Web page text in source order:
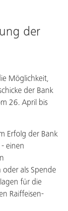
der
Möglichkeit,
der Bank
26. April bis
Erfolg der Bank
- einen
als Spende
für die
Raiffeisen-